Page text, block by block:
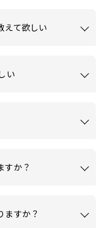
えて欲しい
い
すか？
ますか？